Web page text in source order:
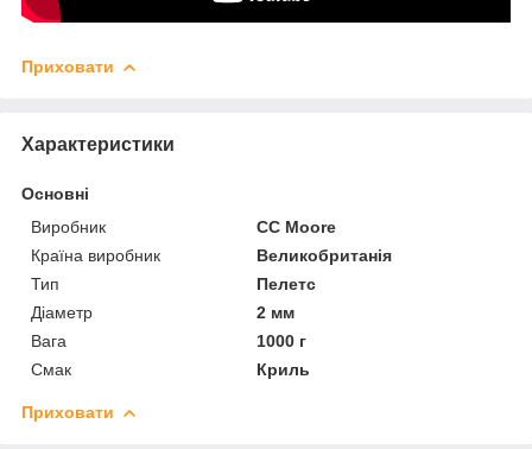
Приховати
Характеристики
Основні
Виробник
CC Moore
Країна виробник
Великобританія
Тип
Пелетс
Діаметр
2 мм
Вага
1000 г
Смак
Криль
Приховати